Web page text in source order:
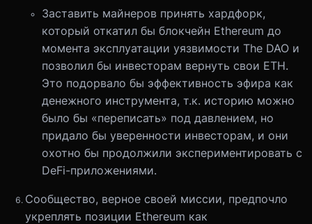
Заставить майнеров принять хардфорк,
который откатил бы блокчейн Ethereum до
момента эксплуатации уязвимости The DAO и
позволил бы инвесторам вернуть свои ETH.
Это подорвало бы эффективность эфира как
денежного инструмента, т.к. историю можно
было бы «переписать» под давлением, но
придало бы уверенности инвесторам, и они
охотно бы продолжили экспериментировать с
DeFi-приложениями.
Сообщество, верное своей миссии, предпочло
укреплять позиции Ethereum как